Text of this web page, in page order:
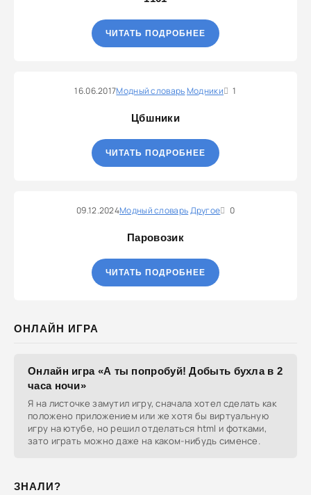
ЧИТАТЬ ПОДРОБНЕЕ
16.06.2017Модный словарьМодники 1
Цбшники
ЧИТАТЬ ПОДРОБНЕЕ
09.12.2024Модный словарьДругое 0
Паровозик
ЧИТАТЬ ПОДРОБНЕЕ
ОНЛАЙН ИГРА
Онлайн игра «А ты попробуй! Добыть бухла в 2
часа ночи»
Я на листочке замутил игру, сначала хотел сделать как
положено приложением или же хотя бы виртуальную
игру на ютубе, но решил отделаться html и фотками,
зато играть можно даже на каком-нибудь сименсе.
ЗНАЛИ?